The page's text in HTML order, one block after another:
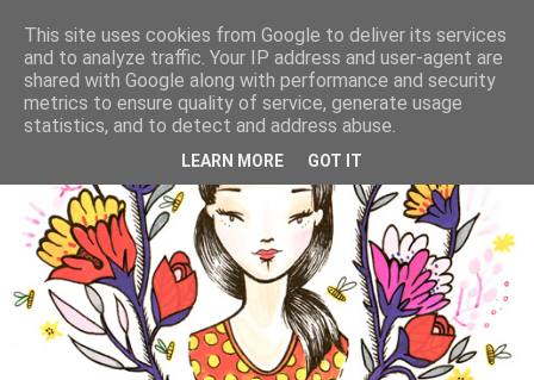
This site uses cookies from Google to deliver its services
and to analyze traffic. Your IP address and user-agent are
shared with Google along with performance and security
metrics to ensure quality of service, generate usage
statistics, and to detect and address abuse.
LEARN MORE GOT IT